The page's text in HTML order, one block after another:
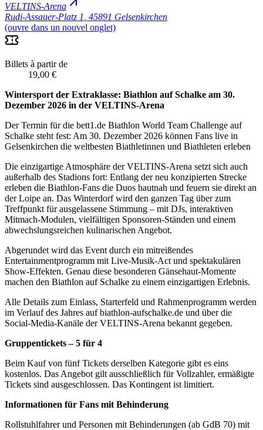
VELTINS-Arena
Rudi-Assauer-Platz 1 45891 Gelsenkirchen
(ouvre dans un nouvel onglet)
Billets à partir de
19,00 €
Wintersport der Extraklasse: Biathlon auf Schalke am 30.
Dezember 2026 in der VELTINS-Arena
Der Termin für die bett1.de Biathlon World Team Challenge auf
Schalke steht fest: Am 30. Dezember 2026 können Fans live in
Gelsenkirchen die weltbesten Biathletinnen und Biathleten erleben
Die einzigartige Atmosphäre der VELTINS-Arena setzt sich auch
außerhalb des Stadions fort: Entlang der neu konzipierten Strecke
erleben die Biathlon-Fans die Duos hautnah und feuern sie direkt an
der Loipe an. Das Winterdorf wird den ganzen Tag über zum
Treffpunkt für ausgelassene Stimmung – mit DJs, interaktiven
Mitmach-Modulen, vielfältigen Sponsoren-Ständen und einem
abwechslungsreichen kulinarischen Angebot.
Abgerundet wird das Event durch ein mitreißendes
Entertainmentprogramm mit Live-Musik-Act und spektakulären
Show-Effekten. Genau diese besonderen Gänsehaut-Momente
machen den Biathlon auf Schalke zu einem einzigartigen Erlebnis.
Alle Details zum Einlass, Starterfeld und Rahmenprogramm werden
im Verlauf des Jahres auf biathlon-aufschalke.de und über die
Social-Media-Kanäle der VELTINS-Arena bekannt gegeben.
Gruppentickets – 5 für 4
Beim Kauf von fünf Tickets derselben Kategorie gibt es eins
kostenlos. Das Angebot gilt ausschließlich für Vollzahler, ermäßigte
Tickets sind ausgeschlossen. Das Kontingent ist limitiert.
Informationen für Fans mit Behinderung
Rollstuhlfahrer und Personen mit Behinderungen (ab GdB 70) mit